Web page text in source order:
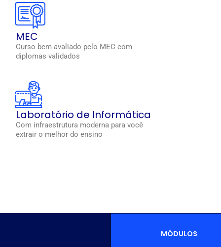
MEC
Curso bem avaliado pelo MEC com
diplomas validados
Laboratório de Informática
Com infraestrutura moderna para você
extrair o melhor do ensino
MÓDULOS